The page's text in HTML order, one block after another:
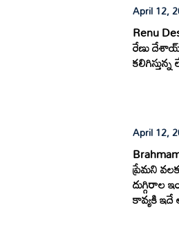
April 12,
Renu
రేణు
April 12,
ప్రేమని
దుగ్గిరాల
కావ్యకి